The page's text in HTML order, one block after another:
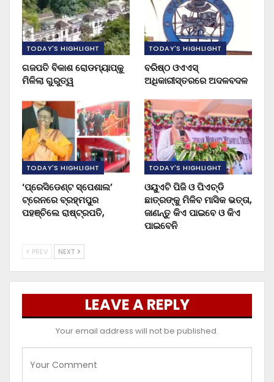
TODAY'S HIGHLIGHT
ଗଜପତି ବିକାଶ ରୋଡମ୍ୟାପ୍‌କୁ
ମିଳିଲା ଗୁରୁତ୍ୱ
TODAY'S HIGHLIGHT
ବରିଷ୍ଠ ଓଏଏସ୍‌
ଅଧିକାରୀସ୍ତରରେ ଅଦଳବଦଳ
TODAY'S HIGHLIGHT
‘ପ୍ରେସିଡେଣ୍ଟ ସ୍ପେଶାଲ’
ଟ୍ରେନରେ ବ୍ରହ୍ମପୁର
ପହଞ୍ଚିଲେ ରାଷ୍ଟ୍ରପତି,
TODAY'S HIGHLIGHT
ଓୟୁଏଟି ପିଜି ଓ ପିଏଚ୍‌ଡି
ଛାତ୍ରଙ୍କୁ ମିଳିବ ମାସିକ ଭତ୍ତା,
ଜାଣନ୍ତୁ କିଏ ପାଇବେ ଓ କିଏ
ପାଇବେନି
PREV NEXT
LEAVE A REPLY
Your email address will not be published.